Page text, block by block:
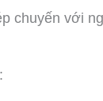
chuyến với